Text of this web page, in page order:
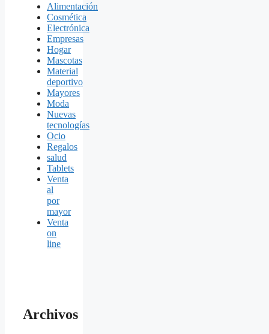
Alimentación
Cosmética
Electrónica
Empresas
Hogar
Mascotas
Material
deportivo
Mayores
Moda
Nuevas
tecnologías
Ocio
Regalos
salud
Tablets
Venta
al
por
mayor
Venta
on
line
Archivos